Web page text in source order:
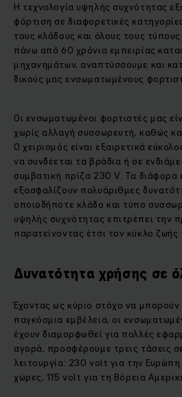
Η τεχνολογία υψηλής συχνότητας
φόρτιση σε διαφορετικές
τους κλάδους και όλους τους
πάνω από 60 χρόνια εμπειρίας
μηχανημάτων, αναπτύσσουμε και
δικούς μας ενσωματωμένους
Οι ενσωματωμένοι φορτιστές μας
χωρίς αλλαγή συσσωρευτή, καθώς
Ο χειρισμός είναι εξαιρετικά
να συνδέεται τα βράδια ή σε
συμβατική πρίζα 230 V. Τα διάφορα
εξασφαλίζουν πολυάριθμες
οποιοδήποτε κλάδο και τύπο
υψηλής συχνότητας επιτρέπει την
παρατείνοντας έτσι τον κύκλο
Δυνατότητα χρήσης σε
Έχοντας ως κύριο στόχο να
παγκόσμια εμβέλεια, οι
έχουν διαμορφωθεί για πολλές
αγορά, προσφέρουμε τρεις τάσεις
λειτουργία: 230 volt για την Ευρώπη
χώρες, 115 volt για τη Βόρεια